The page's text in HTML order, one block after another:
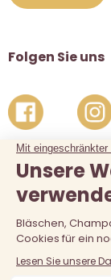
Folgen Sie uns